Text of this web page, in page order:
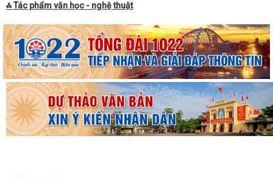
⁂ Tác phẩm văn học - nghệ thuật